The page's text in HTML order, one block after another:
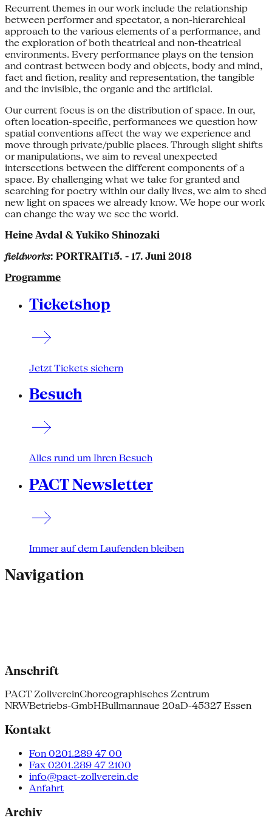
Recurrent themes in our work include the relationship
between performer and spectator, a non-hierarchical
approach to the various elements of a performance, and
the exploration of both theatrical and non-theatrical
environments. Every performance plays on the tension
and contrast between body and objects, body and mind,
fact and fiction, reality and representation, the tangible
and the invisible, the organic and the artificial.
Our current focus is on the distribution of space. In our,
often location-specific, performances we question how
spatial conventions affect the way we experience and
move through private/public places. Through slight shifts
or manipulations, we aim to reveal unexpected
intersections between the different components of a
space. By challenging what we take for granted and
searching for poetry within our daily lives, we aim to shed
new light on spaces we already know. We hope our work
can change the way we see the world.
Heine Avdal & Yukiko Shinozaki
fieldworks: PORTRAIT15. - 17. Juni 2018
Programme
Ticketshop
Jetzt Tickets sichern
Besuch
Alles rund um Ihren Besuch
PACT Newsletter
Immer auf dem Laufenden bleiben
Navigation
Anschrift
PACT ZollvereinChoreographisches Zentrum
NRWBetriebs-GmbHBullmannaue 20aD-45327 Essen
Kontakt
Fon 0201.289 47 00
Fax 0201.289 47 2100
info@pact-zollverein.de
Anfahrt
Archiv